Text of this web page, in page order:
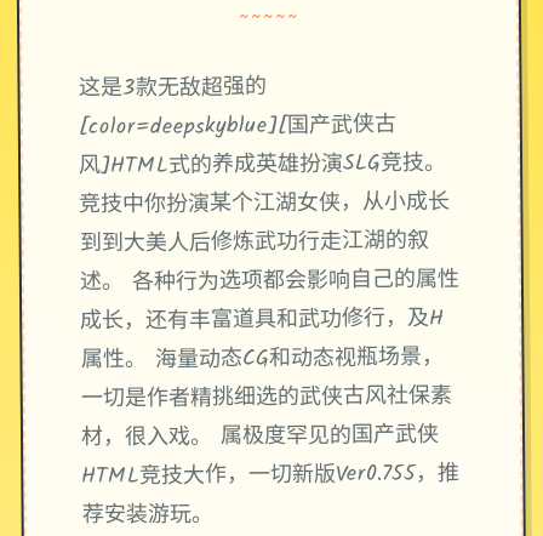
~~~~~
这是3款无敌超强的
[color=deepskyblue][国产武侠古
风]HTML式的养成英雄扮演SLG竞技。
竞技中你扮演某个江湖女侠，从小成长
到到大美人后修炼武功行走江湖的叙
述。 各种行为选项都会影响自己的属性
成长，还有丰富道具和武功修行，及H
属性。 海量动态CG和动态视瓶场景，
一切是作者精挑细选的武侠古风社保素
材，很入戏。 属极度罕见的国产武侠
HTML竞技大作，一切新版Ver0.755，推
荐安装游玩。